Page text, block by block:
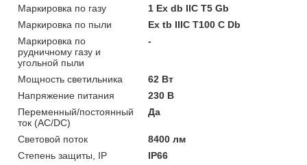
Маркировка по газу
1 Ex db IIC T5 Gb
Маркировка по пыли
Ex tb IIIC T100 C Db
Маркировка по
рудничному газу и
угольной пыли
-
Мощность светильника
62 Вт
Напряжение питания
230 В
Переменный/постоянный
ток (AC/DC)
Да
Световой поток
8400 лм
Степень защиты, IP
IP66